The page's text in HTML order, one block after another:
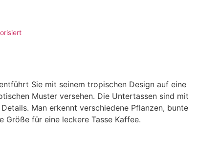
Sie mit seinem tropischen Design auf eine
Muster versehen. Die Untertassen sind mit
Man erkennt verschiedene Pflanzen, bunte
Größe für eine leckere Tasse Kaffee.